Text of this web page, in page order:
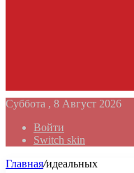
Суббота , 8 Август 2026
Войти
Switch skin
Главная/идеальных